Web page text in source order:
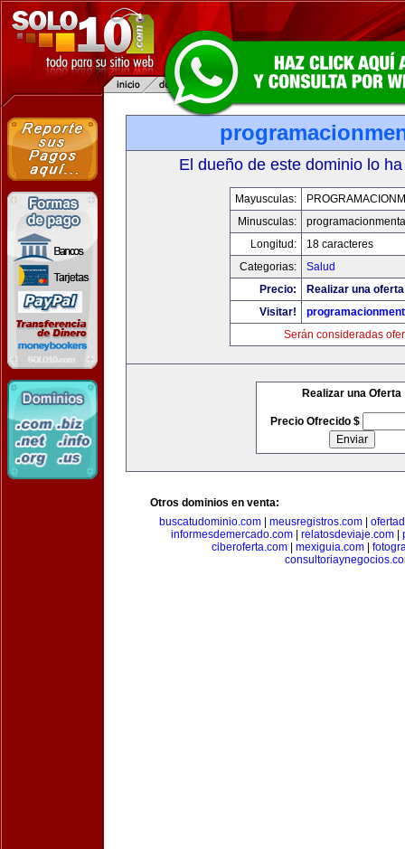
El dueño de este dominio lo
Mayusculas:
Minusculas:
Longitud:
18 caracteres
Categorias:
Salud
Precio:
Realizar una
Visitar!
Serán consideradas
Realizar una Oferta
Precio Ofrecido $
Otros dominios en venta:
buscatudominio.com| meusregistros.com|
informesdemercado.com| relatosdeviaje.com|
ciberoferta.com
mexiguia.com